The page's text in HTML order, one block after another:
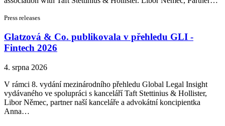
Press releases
Glatzová & Co. publikovala v přehledu GLI -
Fintech 2026
4. srpna 2026
V rámci 8. vydání mezinárodního přehledu Global Legal Insight
vydávaného ve spolupráci s kanceláří Taft Stettinius & Hollister,
Libor Němec, partner naší kanceláře a advokátní koncipientka
Anna…